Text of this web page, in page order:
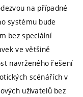
na případné
systému bude
bez speciální
ve většině
navrženého řešení
scénářích v
uživatelů bez